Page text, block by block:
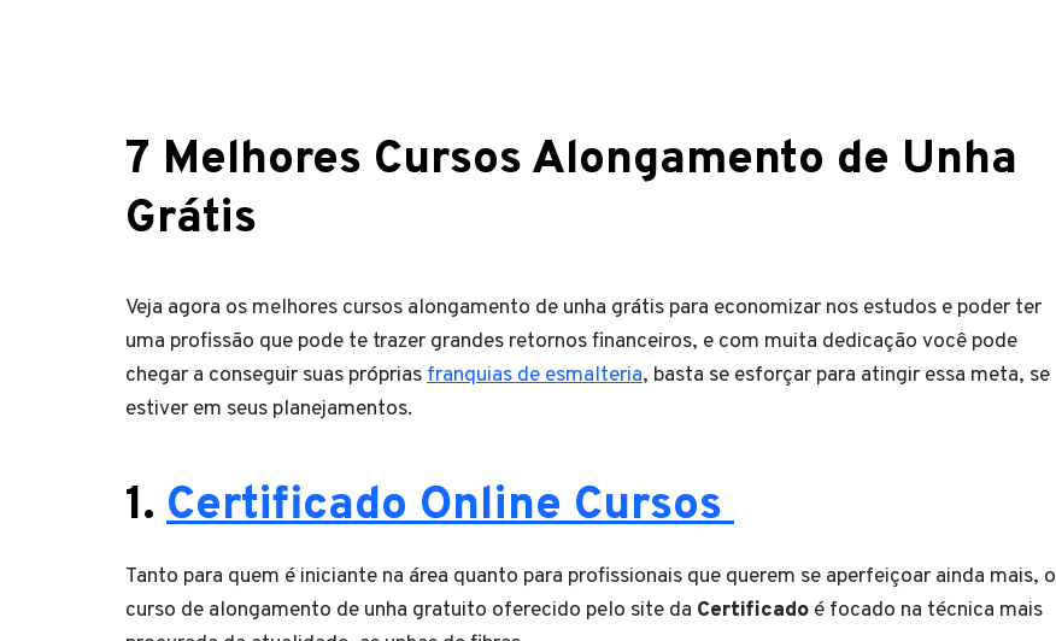
7 Melhores Cursos Alongamento de Unha
Grátis
Veja agora os melhores cursos alongamento de unha grátis para economizar nos estudos e poder ter
uma profissão que pode te trazer grandes retornos financeiros, e com muita dedicação você pode
chegar a conseguir suas próprias franquias de esmalteria, basta se esforçar para atingir essa meta, se
estiver em seus planejamentos.
1. Certificado Online Cursos
Tanto para quem é iniciante na área quanto para profissionais que querem se aperfeiçoar ainda mais, o
curso de alongamento de unha gratuito oferecido pelo site da Certificado é focado na técnica mais